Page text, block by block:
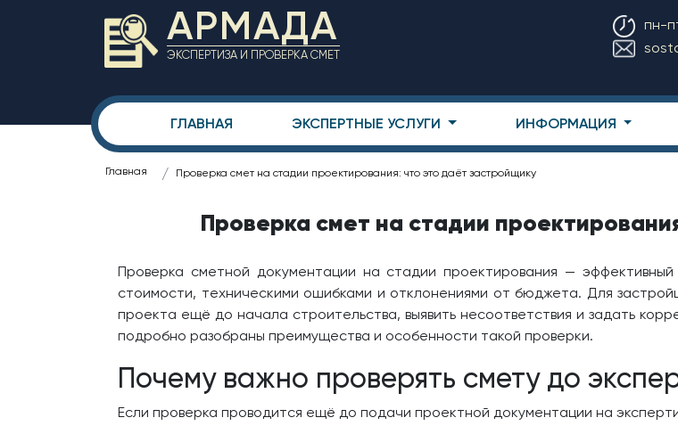
АРМАДА
ЭКСПЕРТИЗА И ПРОВЕРКА СМЕТ
пн-
ГЛАВНАЯ ЭКСПЕРТНЫЕ УСЛУГИ ИНФОРМАЦИЯ
Главная Проверка смет на стадии проектирования: что это даёт застройщику
Проверка смет на стадии
Проверка сметной документации на стадии проектирования —
стоимости, техническими ошибками и отклонениями от бюджета. Для
проекта ещё до начала строительства, выявить несоответствия и задать
подробно разобраны преимущества и особенности такой проверки.
Почему важно проверять смету до
Если проверка проводится ещё до подачи проектной документации на